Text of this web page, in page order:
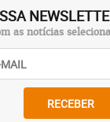
as notícias
RECEBER